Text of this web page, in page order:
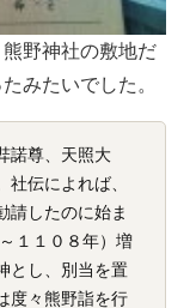
野神社の敷地だ
みたいでした。
諾尊、天照大
伝によれば、
請したのに始ま
１１０８年）増
とし、別当を置
度々熊野詣を行